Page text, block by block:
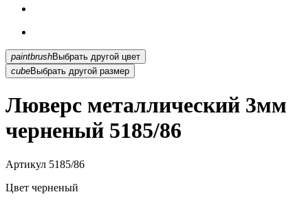
paintbrush
Выбрать другой цвет
cubeВыбрать другой размер
Люверс металлический 3мм
черненый 5185/86
Артикул 5185/86
Цвет черненый